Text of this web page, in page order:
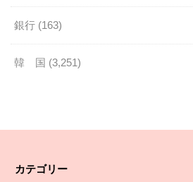
銀行 (163)
韓 国 (3,251)
カテゴリー